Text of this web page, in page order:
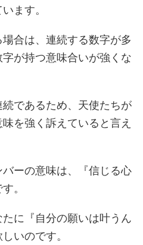
ます。
合は、連続する数字が多
が持つ意味合いが強くな
であるため、天使たちが
を強く訴えていると言え
バーの意味は、『信じる心
。
に『自分の願いは叶うん
いのです。